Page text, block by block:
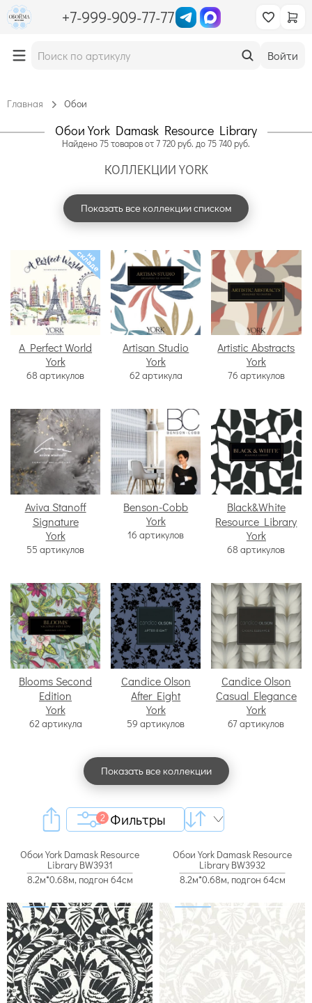
+7-999-909-77-77
Войти
Главная Обои
Обои York Damask Resource Library
Найдено75товаровот7 720руб. до75 740руб.
КОЛЛЕКЦИИ YORK
Показать все коллекции списком
A Perfect World
York
68 артикулов
Artisan Studio
York
62 артикула
Artistic Abstracts
York
76 артикулов
Aviva Stanoff
Signature
York
55 артикулов
Benson-Cobb
York
16 артикулов
Black&White
Resource Library
York
68 артикулов
Blooms Second
Edition
York
62 артикула
Candice Olson
After Eight
York
59 артикулов
Candice Olson
Casual Elegance
York
67 артикулов
Показать все коллекции
Фильтры
2
Обои York Damask Resource
Library BW3931
8.2м*0.68м, подгон 64см
Обои York Damask Resource
Library BW3932
8.2м*0.68м, подгон 64см